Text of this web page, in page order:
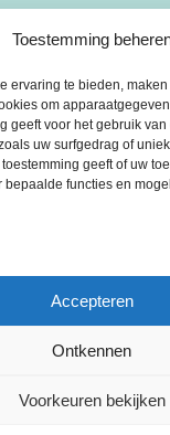
Toestemming
ervaring te bieden,
om
geeft voor het gebruik
uw surfgedrag of
geeft of uw
bepaalde functies en
Accepteren
Ontkennen
Voorkeuren bekijken
Maps
en saamhorigheid te